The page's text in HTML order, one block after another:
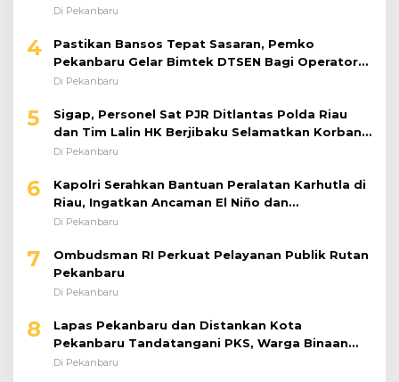
Di Pekanbaru
4
Pastikan Bansos Tepat Sasaran, Pemko
Pekanbaru Gelar Bimtek DTSEN Bagi Operator
Puskessos
Di Pekanbaru
5
Sigap, Personel Sat PJR Ditlantas Polda Riau
dan Tim Lalin HK Berjibaku Selamatkan Korban
Kecelakaan di Tol Pekanbaru–Dumai
Di Pekanbaru
6
Kapolri Serahkan Bantuan Peralatan Karhutla di
Riau, Ingatkan Ancaman El Niño dan
Prioritaskan Pencegahan
Di Pekanbaru
7
Ombudsman RI Perkuat Pelayanan Publik Rutan
Pekanbaru
Di Pekanbaru
8
Lapas Pekanbaru dan Distankan Kota
Pekanbaru Tandatangani PKS, Warga Binaan
Dibekali Keterampilan Peternakan Ayam Petelur
Di Pekanbaru